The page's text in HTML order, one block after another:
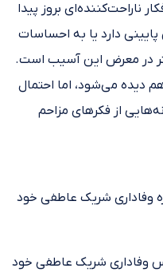
ناراحت‌کننده‌ای بروز پیدا
دارد یا به احساسات
در معرض این آسیب است.
دیده می‌شود، اما احتمال
از فکرهای مزاحم
وفاداری شریک عاطفی خود
وفاداری شریک عاطفی خود